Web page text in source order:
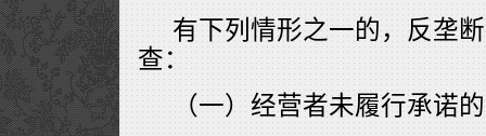
有下列情形之一的，反垄
查：
（一）经营者未履行承诺